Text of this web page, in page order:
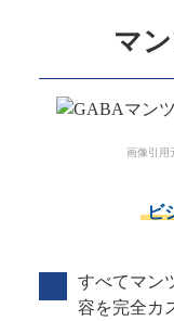
マ
画像引用
ビ
すべてマン
容を完全カ